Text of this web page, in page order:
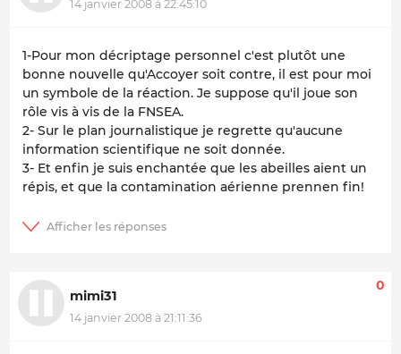
14 janvier 2008 à 22:45:10
1-Pour mon décriptage personnel c'est plutôt une
bonne nouvelle qu'Accoyer soit contre, il est pour moi
un symbole de la réaction. Je suppose qu'il joue son
rôle vis à vis de la FNSEA.
2- Sur le plan journalistique je regrette qu'aucune
information scientifique ne soit donnée.
3- Et enfin je suis enchantée que les abeilles aient un
répis, et que la contamination aérienne prennen fin!
mimi31
14 janvier 2008 à 21:11:36
0